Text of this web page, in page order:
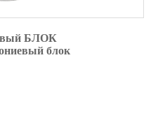
БЛОК
блок